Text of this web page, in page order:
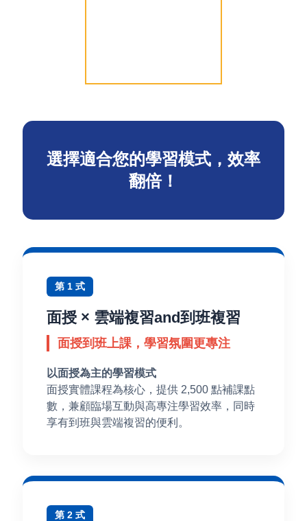
選擇適合您的學習模式，效率
翻倍！
第 1 式
面授 × 雲端複習and到班複習
面授到班上課，學習氛圍更專注
以面授為主的學習模式
面授實體課程為核心，提供 2,500 點補課點
數，兼顧臨場互動與高專注學習效率，同時
享有到班與雲端複習的便利。
第 2 式